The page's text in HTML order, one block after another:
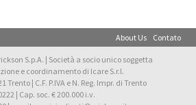
About Us Contato
S.p.A. | Società a socio unico soggetta
e coordinamento di Icare S.r.l.
Trento | C.F. P.IVA e N. Reg. Impr. di Trento
| Cap. soc. € 200.000 i.v.